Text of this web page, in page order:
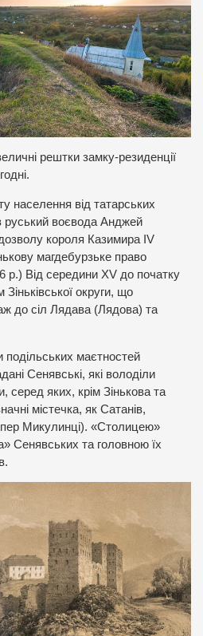
рештки замку-резиденції
населення від татарських
руський воєвода Анджей
короля Казимира IV
магдебурзьке право
р.) Від середини XV до початку
округи, що
до сіл Лядава (Лядова) та
маєтностей
Сенявські, які володіли
серед яких, крім Зінькова та
містечка, як Сатанів,
Микулинці). «Столицею»
Сенявських та головною їх